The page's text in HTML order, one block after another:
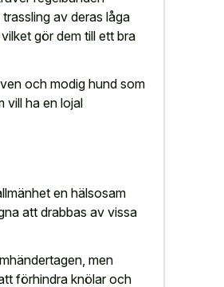
av deras låga
gör dem till ett bra
och modig hund som
vill ha en lojal
en hälsosam
att drabbas av vissa
men
förhindra knölar och